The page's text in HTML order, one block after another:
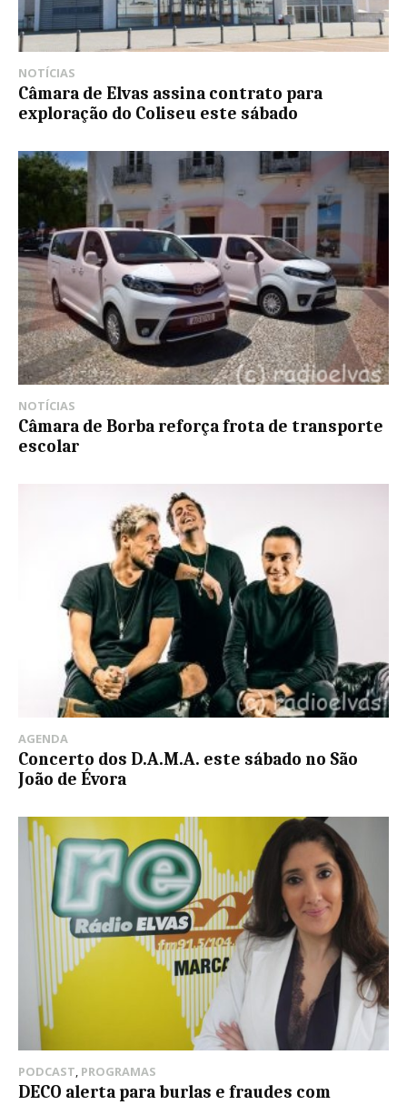
NOTÍCIAS
Câmara de Elvas assina contrato para
exploração do Coliseu este sábado
NOTÍCIAS
Câmara de Borba reforça frota de transporte
escolar
AGENDA
Concerto dos D.A.M.A. este sábado no São
João de Évora
PODCAST, PROGRAMAS
DECO alerta para burlas e fraudes com